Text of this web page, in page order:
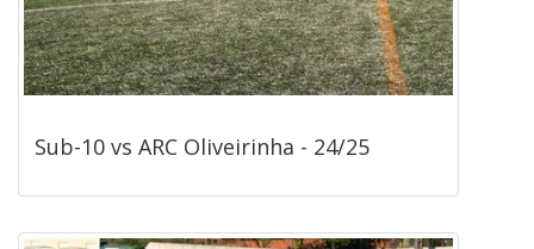
Sub-10 vs ARC Oliveirinha - 24/25